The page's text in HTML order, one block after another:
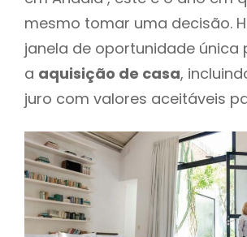
mesmo tomar uma decisão.
janela de oportunidade única
a aquisição de casa,
juro com valores aceitáveis